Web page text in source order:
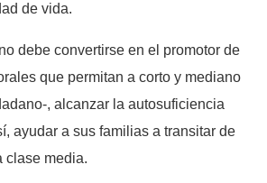
de vida.
debe convertirse en el promotor de
que permitan a corto y mediano
, alcanzar la autosuficiencia
ayudar a sus familias a transitar de
clase media.